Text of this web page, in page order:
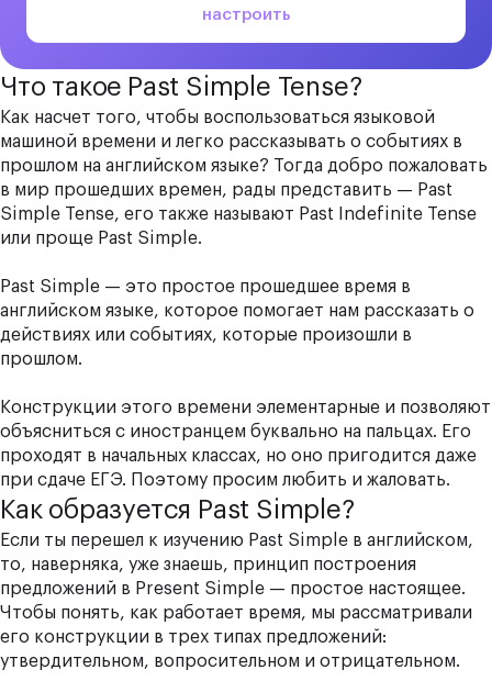
настроить
Что такое Past Simple Tense?
Как насчет того, чтобы воспользоваться языковой
машиной времени и легко рассказывать о событиях в
прошлом на английском языке? Тогда добро пожаловать
в мир прошедших времен, рады представить — Past
Simple Tense, его также называют Past Indefinite Tense
или проще Past Simple.
Past Simple — это простое прошедшее время в
английском языке, которое помогает нам рассказать о
действиях или событиях, которые произошли в
прошлом.
Конструкции этого времени элементарные и позволяют
объясниться с иностранцем буквально на пальцах. Его
проходят в начальных классах, но оно пригодится даже
при сдаче ЕГЭ. Поэтому просим любить и жаловать.
Как образуется Past Simple?
Если ты перешел к изучению Past Simple в английском,
то, наверняка, уже знаешь, принцип построения
предложений в Present Simple — простое настоящее.
Чтобы понять, как работает время, мы рассматривали
его конструкции в трех типах предложений:
утвердительном, вопросительном и отрицательном.